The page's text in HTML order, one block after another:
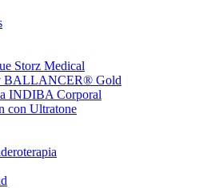
Storz Medical
BALLANCER® Gold
INDIBA Corporal
con Ultratone